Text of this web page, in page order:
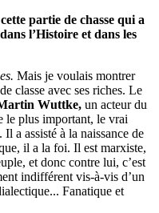
partie de chasse qui a
l’Histoire et dans les
Mais je voulais montrer
classe avec ses riches. Le
Wuttke, un acteur du
le plus important, le vrai
a assisté à la naissance de
il a la foi. Il est marxiste,
et donc contre lui, c’est
indifférent vis-à-vis d’un
Fanatique et